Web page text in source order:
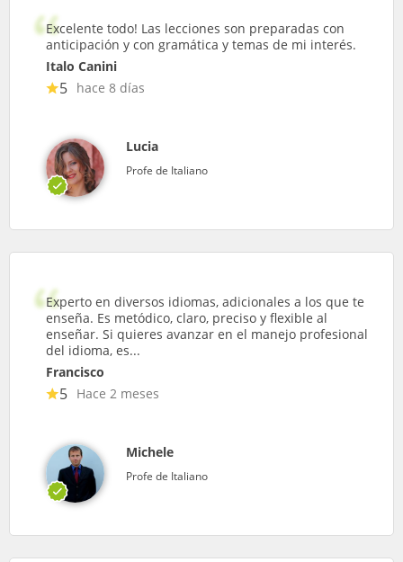
Excelente todo! Las lecciones son preparadas con
anticipación y con gramática y temas de mi interés.
Italo Canini
5 hace 8 días
Lucia
Profe de Italiano
Experto en diversos idiomas, adicionales a los que te
enseña. Es metódico, claro, preciso y flexible al
enseñar. Si quieres avanzar en el manejo profesional
del idioma, es...
Francisco
5 Hace 2 meses
Michele
Profe de Italiano